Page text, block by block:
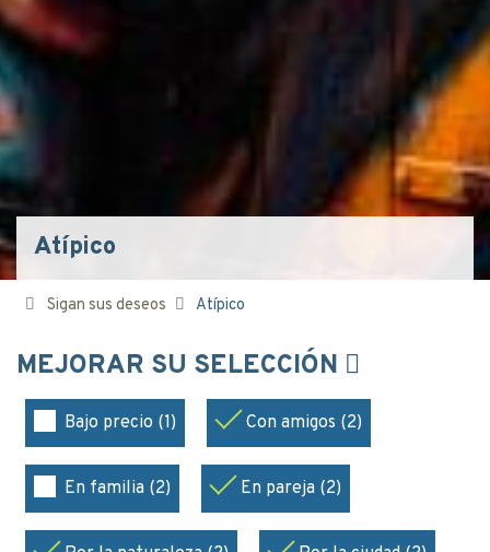
Atípico
Sigan sus deseos Atípico
MEJORAR SU SELECCIÓN
Bajo precio (1) Con amigos (2)
En familia (2) En pareja (2)